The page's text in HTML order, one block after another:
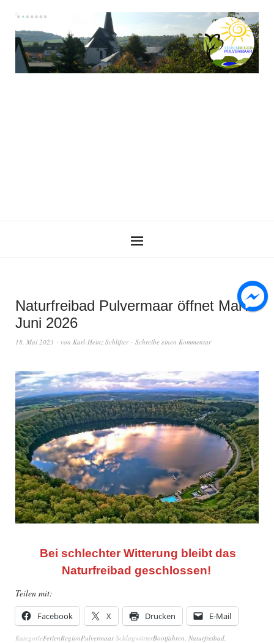
Naturfreibad Pulvermaar öffnet Mai /
Juni 2026
18. Mai 2023 von Karl-Heinz Schlifter Schreibe einen Kommentar
Bei schlechter Witterung bleibt das
Naturfreibad geschlossen!
Teilen mit:
Facebook X Drucken E-Mail
KategorieFerienRegionPulvermaar SchlagwörterBootfahren Naturfreibad